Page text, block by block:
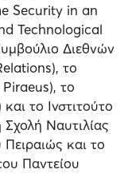
Security in an
Technological
Διεθνών
το
το
το Ινστιτούτο
Ναυτιλίας
και το
Παντείου